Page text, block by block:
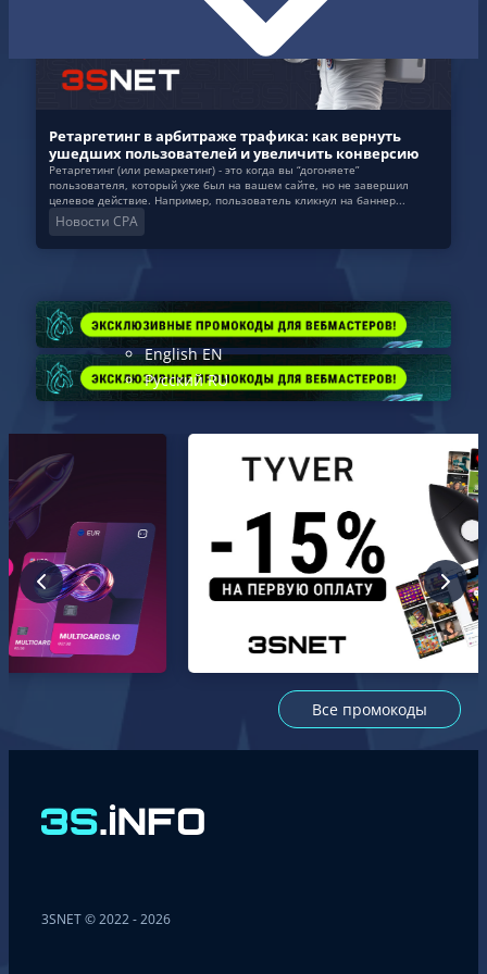
English EN
Русский RU
Ретаргетинг в арбитраже трафика: как вернуть
ушедших пользователей и увеличить конверсию
Ретаргетинг (или ремаркетинг) - это когда вы “догоняете”
пользователя, который уже был на вашем сайте, но не завершил
целевое действие. Например, пользователь кликнул на баннер...
Новости CPA
Все промокоды
3SNET © 2022 - 2026